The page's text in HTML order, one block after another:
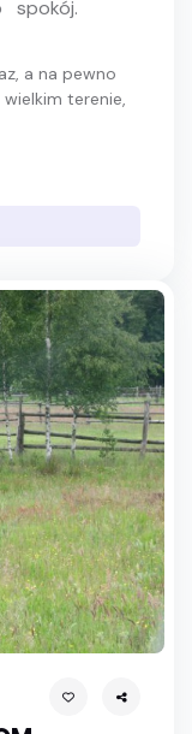
spokój.
a na pewno
terenie,